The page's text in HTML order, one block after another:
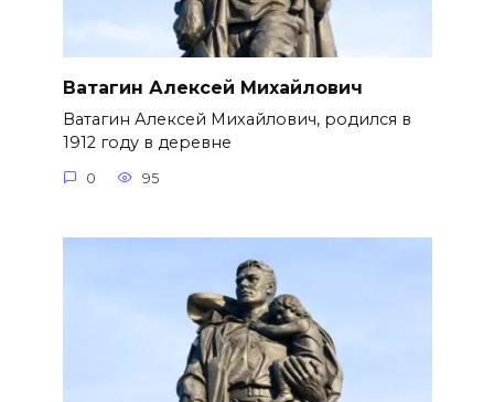
Ватагин Алексей Михайлович
Ватагин Алексей Михайлович, родился в
1912 году в деревне
0 95